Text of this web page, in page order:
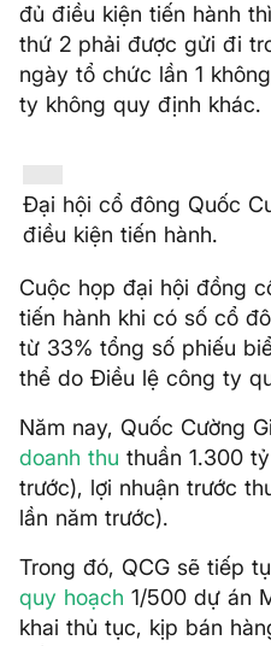
đủ điều kiện tiến hành
thứ 2 phải được gửi đi
ngày tổ chức lần 1
ty không quy định khác.
Đại hội cổ đông Quốc
điều kiện tiến hành.
Cuộc họp đại hội đồng
tiến hành khi có số cổ
từ 33% tổng số phiếu
thể do Điều lệ công ty
Năm nay, Quốc Cường
doanh thu thuần 1.300
trước), lợi nhuận trước
lần năm trước).
Trong đó, QCG sẽ tiếp
quy hoạch 1/500 dự án
khai thủ tục, kịp bán